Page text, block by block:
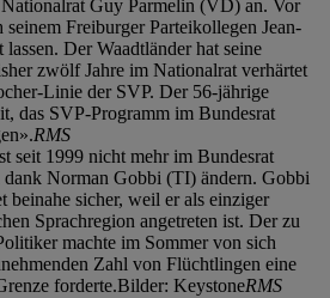
Guy Parmelin (VD) an. Vor
seinem Freiburger Parteikollegen Jean-
Der Waadtländer hat seine
zwölf Jahre im Nationalrat verhärtet
Linie der SVP. Der 56-jährige
das SVP-Programm im Bundesrat
RMS
seit 1999 nicht mehr im Bundesrat
dank Norman Gobbi (TI) ändern. Gobbi
beinahe sicher, weil er als einziger
Sprachregion angetreten ist. Der zu
machte im Sommer von sich
Zahl von Flüchtlingen eine
forderte.Bilder: KeystoneRMS